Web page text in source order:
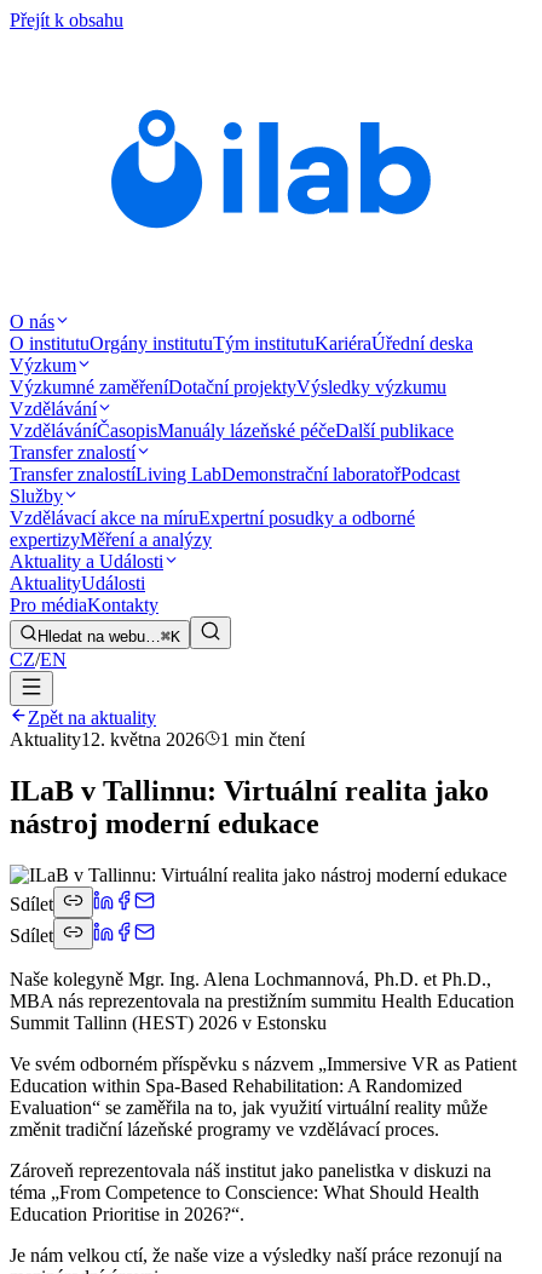
Přejít k obsahu
O nás
O institutuOrgány institutuTým institutuKariéraÚřední deska
Výzkum
Výzkumné zaměřeníDotační projektyVýsledky výzkumu
Vzdělávání
VzděláváníČasopisManuály lázeňské péčeDalší publikace
Transfer znalostí
Transfer znalostíLiving LabDemonstrační laboratořPodcast
Služby
Vzdělávací akce na míruExpertní posudky a odborné
expertizyMěření a analýzy
Aktuality a Události
AktualityUdálosti
Pro médiaKontakty
Hledat na webu…⌘K
CZ/EN
Zpět na aktuality
Aktuality12. května 2026 1 min čtení
ILaB v Tallinnu: Virtuální realita jako
nástroj moderní edukace
Sdílet
Sdílet
Naše kolegyně Mgr. Ing. Alena Lochmannová, Ph.D. et Ph.D.,
MBA nás reprezentovala na prestižním summitu Health Education
Summit Tallinn (HEST) 2026 v Estonsku
Ve svém odborném příspěvku s názvem „Immersive VR as Patient
Education within Spa-Based Rehabilitation: A Randomized
Evaluation“ se zaměřila na to, jak využití virtuální reality může
změnit tradiční lázeňské programy ve vzdělávací proces.
Zároveň reprezentovala náš institut jako panelistka v diskuzi na
téma „From Competence to Conscience: What Should Health
Education Prioritise in 2026?“.
Je nám velkou ctí, že naše vize a výsledky naší práce rezonují na